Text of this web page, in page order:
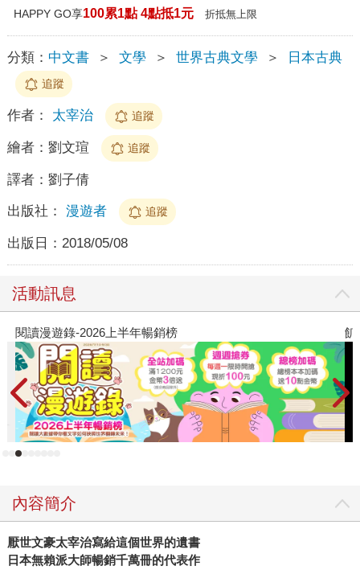
HAPPY GO享100累1點 4點抵1元 折抵無上限
分類： 中文書 ＞ 文學 ＞ 世界古典文學 ＞ 日本古典
追蹤
作者： 太宰治 追蹤
繪者： 劉文瑄 追蹤
譯者： 劉子倩
出版社： 漫遊者 追蹤
出版日： 2018/05/08
活動訊息
閱讀漫遊錄-2026上半年暢銷榜 飢
內容簡介
厭世文豪太宰治寫給這個世界的遺書
日本無賴派大師暢銷千萬冊的代表作